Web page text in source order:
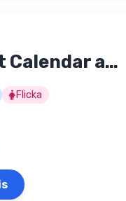
Calendar a…
Flicka